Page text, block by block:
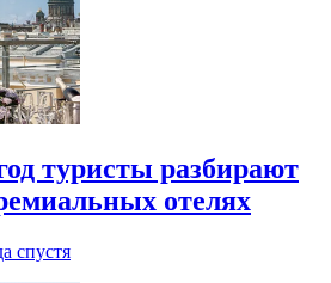
туристы разбирают
отелях
спустя